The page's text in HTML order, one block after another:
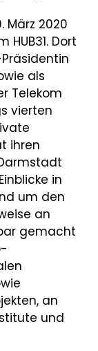
März 2020
Dort
als
Telekom
vierten
ihren
in
um den
an
gemacht
an
und